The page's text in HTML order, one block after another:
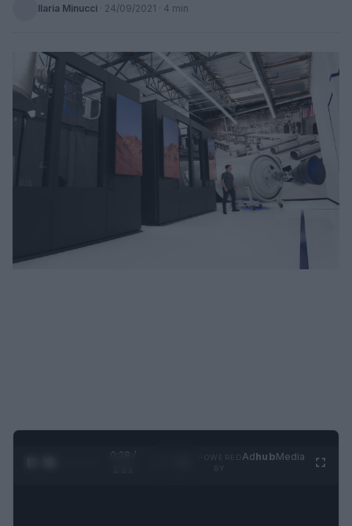
Ilaria Minucci · 24/09/2021 · 4 min
0:29 /
AdhubMedia